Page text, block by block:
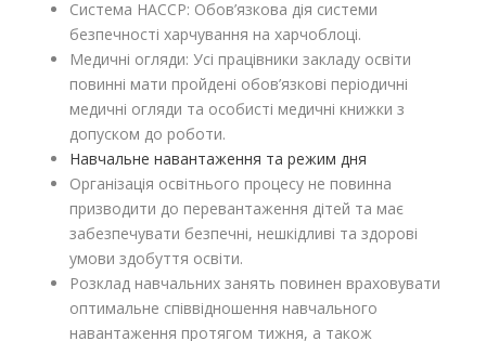
Система HACCP: Обов’язкова дія системи
безпечності харчування на харчоблоці.
Медичні огляди: Усі працівники закладу освіти
повинні мати пройдені обов’язкові періодичні
медичні огляди та особисті медичні книжки з
допуском до роботи.
Навчальне навантаження та режим дня
Організація освітнього процесу не повинна
призводити до перевантаження дітей та має
забезпечувати безпечні, нешкідливі та здорові
умови здобуття освіти.
Розклад навчальних занять повинен враховувати
оптимальне співвідношення навчального
навантаження протягом тижня, а також